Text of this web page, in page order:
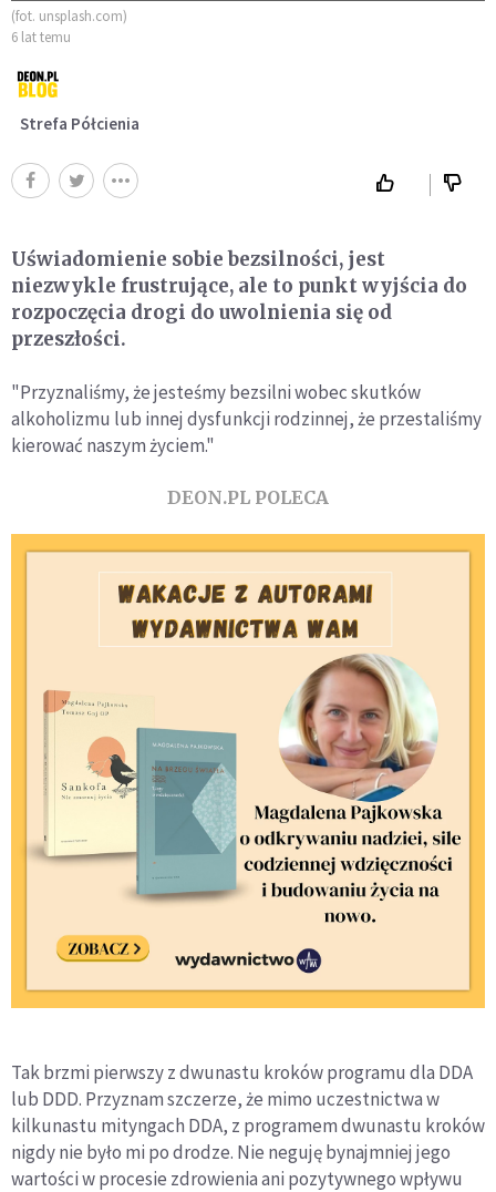
(fot. unsplash.com)
6 lat temu
Strefa Półcienia
Uświadomienie sobie bezsilności, jest
niezwykle frustrujące, ale to punkt wyjścia do
rozpoczęcia drogi do uwolnienia się od
przeszłości.
"Przyznaliśmy, że jesteśmy bezsilni wobec skutków
alkoholizmu lub innej dysfunkcji rodzinnej, że przestaliśmy
kierować naszym życiem."
DEON.PL POLECA
Tak brzmi pierwszy z dwunastu kroków programu dla DDA
lub DDD. Przyznam szczerze, że mimo uczestnictwa w
kilkunastu mityngach DDA, z programem dwunastu kroków
nigdy nie było mi po drodze. Nie neguję bynajmniej jego
wartości w procesie zdrowienia ani pozytywnego wpływu